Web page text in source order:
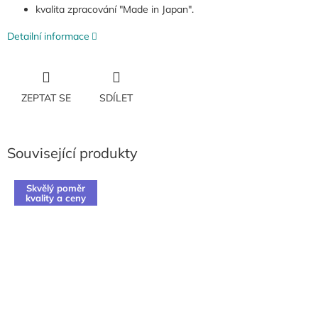
kvalita zpracování "Made in Japan".
Detailní informace
ZEPTAT SE SDÍLET
Související produkty
Skvělý poměr
kvality a ceny